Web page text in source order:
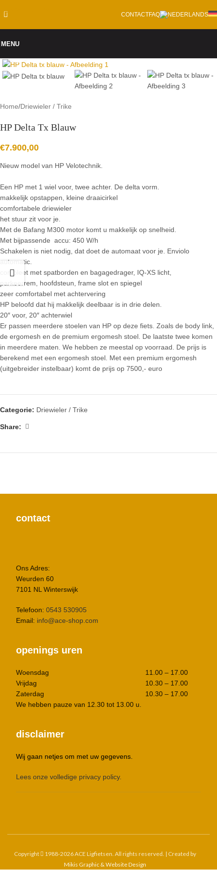
Skip to navigation
CONTACTFAQ
MENU
Home/Driewieler / Trike
HP Delta Tx Blauw
€7.900,00
Nieuw model van HP Velotechnik.
Een HP met 1 wiel voor, twee achter. De delta vorm.
makkelijk opstappen, kleine draaicirkel
comfortabele driewieler
het stuur zit voor je.
Met de Bafang M300 motor komt u makkelijk op snelheid.
Met bijpassende accu: 450 W/h
Schakelen is niet nodig, dat doet de automaat voor je. Enviolo
automatic.
compleet met spatborden en bagagedrager, IQ-XS licht,
parkeerrem, hoofdsteun, frame slot en spiegel
zeer comfortabel met achtervering
HP beloofd dat hij makkelijk deelbaar is in drie delen.
20″ voor, 20″ achterwiel
Er passen meerdere stoelen van HP op deze fiets. Zoals de body link,
de ergomesh en de premium ergomesh stoel. De laatste twee komen
in meerdere maten. We hebben ze meestal op voorraad. De prijs is
berekend met een ergomesh stoel. Met een premium ergomesh
(uitgebreider instelbaar) komt de prijs op 7500,- euro
Categorie: Driewieler / Trike
Share:
contact
Ons Adres:
Weurden 60
7101 NL Winterswijk
Telefoon: 0543 530905
Email: info@ace-shop.com
openings uren
Woensdag
Vrijdag
Zaterdag
11.00 – 17.00
10.30 – 17.00
10.30 – 17.00
We hebben pauze van 12.30 tot 13.00 u.
disclaimer
Wij gaan netjes om met uw gegevens.
Lees onze volledige privacy policy.
Copyright
1988-2026 ACE Ligfietsen. All rights reserved. | Created by
Mikis Graphic & Website Design